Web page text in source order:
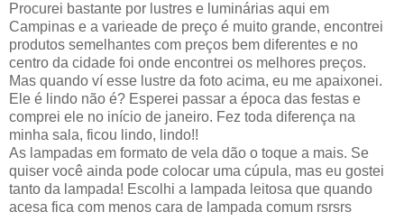
Procurei bastante por lustres e luminárias aqui em
Campinas e a varieade de preço é muito grande, encontrei
produtos semelhantes com preços bem diferentes e no
centro da cidade foi onde encontrei os melhores preços.
Mas quando ví esse lustre da foto acima, eu me apaixonei.
Ele é lindo não é? Esperei passar a época das festas e
comprei ele no início de janeiro. Fez toda diferença na
minha sala, ficou lindo, lindo!!
As lampadas em formato de vela dão o toque a mais. Se
quiser você ainda pode colocar uma cúpula, mas eu gostei
tanto da lampada! Escolhi a lampada leitosa que quando
acesa fica com menos cara de lampada comum rsrsrs